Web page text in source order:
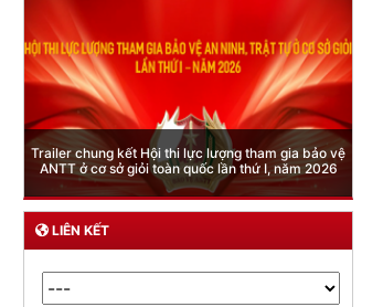
Phòng Quản lý xuất nhập cảnh: Hướng dẫn những
quy định mới trong lĩnh vực xuất cảnh, nhập cảnh
của công dân việt nam từ ngày 01/7/2026
LIÊN KẾT